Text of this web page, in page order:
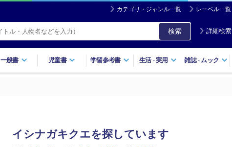
カテゴリ・ジャンル一覧 レーベル一覧
検索 詳細検索
一般書 児童書 学習参考書 生活・実用 雑誌・ ムック
イシナガキクエを探しています